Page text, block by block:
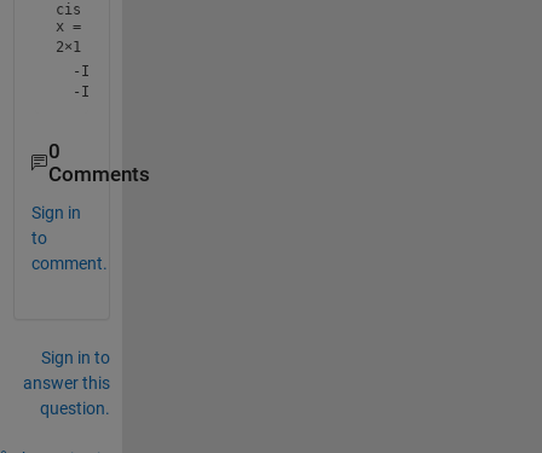
cis
ion
.
x =
2×1
  -Inf
0
Comments
Sign in
to
comment.
Sign in to
answer this
question.